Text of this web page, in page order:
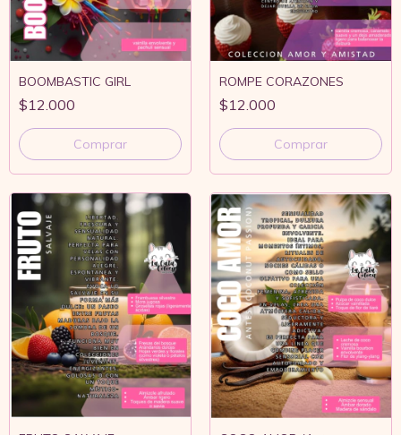
BOOMBASTIC GIRL
$12.000
Comprar
ROMPE CORAZONES
$12.000
Comprar